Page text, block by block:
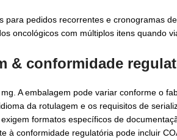
para pedidos recorrentes e cronogramas
oncológicos com múltiplos itens quando
& conformidade
A embalagem pode variar conforme o
da rotulagem e os requisitos de
formatos específicos de
à conformidade regulatória pode incluir